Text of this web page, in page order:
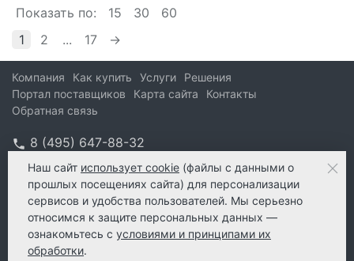
Показать по: 15 30
60
1
2 ... 17 →
Компания Как купить Услуги
Решения
Портал поставщиков
Карта сайта
Контакты
Обратная связь
8 (495) 647-88-32
info@kform.ru
info@kform.ru
e-mail
Наш сайт использует cookie (файлы с данными о
прошлых посещениях сайта) для персонализации
сервисов и удобства пользователей. Мы серьезно
относимся к защите персональных данных —
ознакомьтесь с условиями и принципами их
обработки.